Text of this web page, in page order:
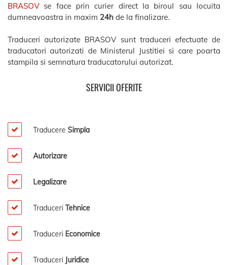
BRASOVse face prin curier direct la biroul sau locuita
dumneavoastra in maxim 24h de la finalizare.
Traduceri autorizate BRASOV sunt traduceri efectuate de
traducatori autorizati de Ministerul Justitiei si care poarta
stampila si semnatura traducatorului autorizat.
SERVICII OFERITE
Traducere Simpla
Autorizare
Legalizare
Traduceri Tehnice
Traduceri Economice
Traduceri Juridice